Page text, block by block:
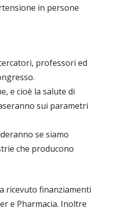
in persone
professori ed
e cioè la salute di
sui parametri
se siamo
che producono
ricevuto finanziamenti
e Pharmacia. Inoltre